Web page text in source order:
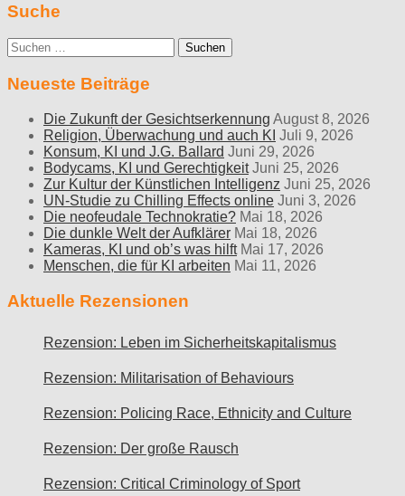
Suche
Suche
nach:
Neueste Beiträge
Die Zukunft der Gesichtserkennung August 8, 2026
Religion, Überwachung und auch KI Juli 9, 2026
Konsum, KI und J.G. Ballard Juni 29, 2026
Bodycams, KI und Gerechtigkeit Juni 25, 2026
Zur Kultur der Künstlichen Intelligenz Juni 25, 2026
UN-Studie zu Chilling Effects online Juni 3, 2026
Die neofeudale Technokratie? Mai 18, 2026
Die dunkle Welt der Aufklärer Mai 18, 2026
Kameras, KI und ob’s was hilft Mai 17, 2026
Menschen, die für KI arbeiten Mai 11, 2026
Aktuelle Rezensionen
Rezension: Leben im Sicherheitskapitalismus
Rezension: Militarisation of Behaviours
Rezension: Policing Race, Ethnicity and Culture
Rezension: Der große Rausch
Rezension: Critical Criminology of Sport